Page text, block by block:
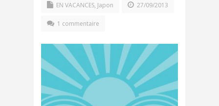
EN VACANCES, Japon 27/09/2013
1 commentaire